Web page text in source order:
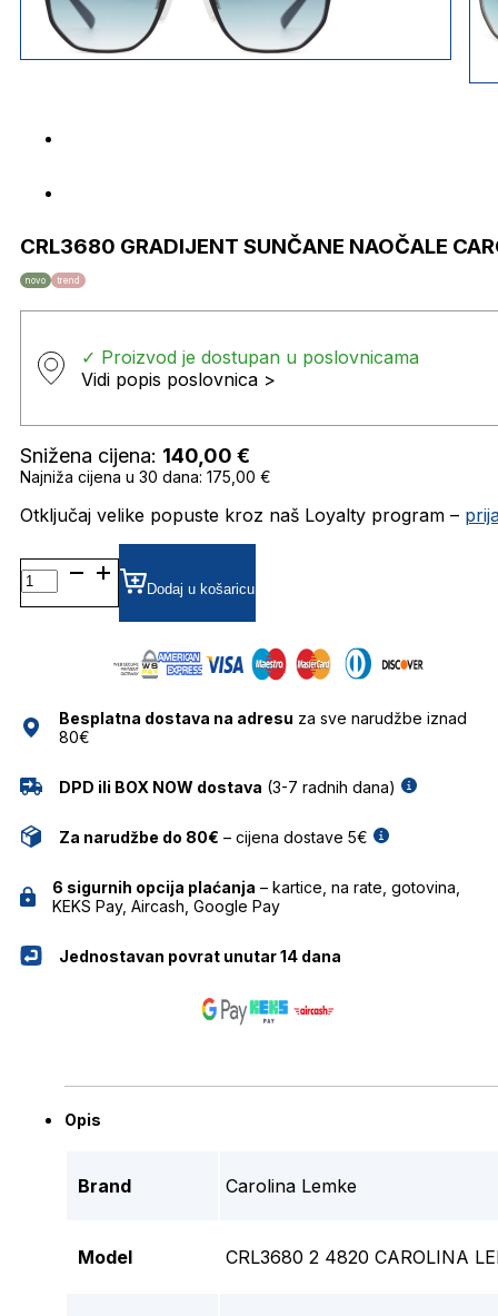
CRL3680 GRADIJENT SUNČANE NAOČALE
novo trend
✓ Proizvod je dostupan u poslovnicama
Vidi popis poslovnica >
Snižena cijena: 140,00 €
Najniža cijena u 30 dana: 175,00 €
Otključaj velike popuste kroz naš Loyalty program –
CRL3680
GRADIJENT SUNČANE
NAOČALE
Dodaj u košaricu
Besplatna dostava na adresu za sve narudžbe iznad
80€
DPD ili BOX NOW dostava (3-7 radnih dana)
Za narudžbe do 80€ – cijena dostave 5€
6 sigurnih opcija plaćanja – kartice, na rate, gotovina,
KEKS Pay, Aircash, Google Pay
Jednostavan povrat unutar 14 dana
Opis
Brand Carolina Lemke
Model CRL3680 2 4820 CAROLINA